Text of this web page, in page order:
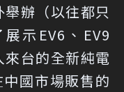
辦（以往都只
示EV6、EV9
台的全新純電
中國市場販售的